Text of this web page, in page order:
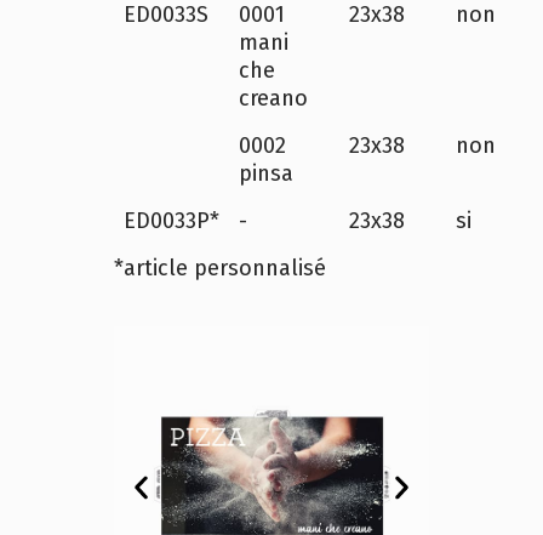
ED0033S
0001
mani
che
creano
23x38 non
0002
pinsa
23x38 non
ED0033P* - 23x38
si
*article personnalisé